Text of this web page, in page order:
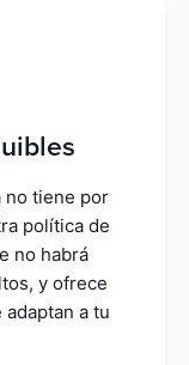
no tiene por
política de
no habrá
y ofrece
a tu